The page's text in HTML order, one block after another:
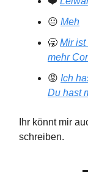
😐 Meh
🥱 Mir
mehr
😡 Ich
Du hast
Ihr könnt mir
schreiben.